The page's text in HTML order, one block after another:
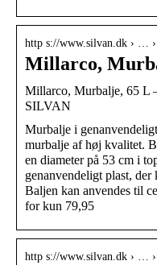
http s://www.silvan.dk › …
Millarco,
Millarco, Murbalje, 65 L
SILVAN
Murbalje i
murbalje af høj kvalitet.
en diameter på 53 cm i
genanvendeligt plast,
Baljen kan anvendes til
for kun 79,95
http s://www.silvan.dk › …